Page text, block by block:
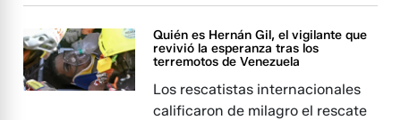
Quién es Hernán Gil, el vigilante que
revivió la esperanza tras los
terremotos de Venezuela
Los rescatistas internacionales
calificaron de milagro el rescate